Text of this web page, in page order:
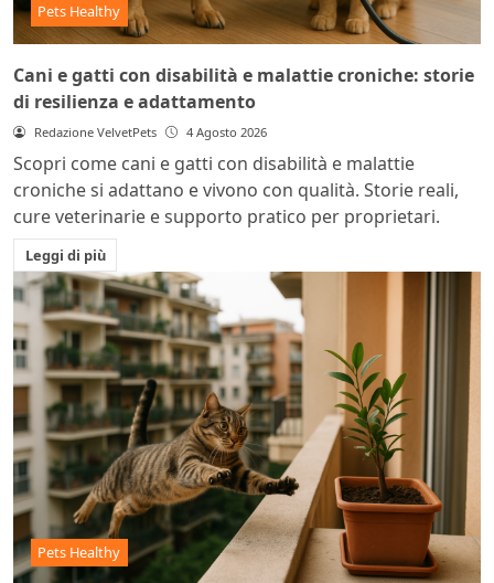
Pets Healthy
Cani e gatti con disabilità e malattie croniche: storie
di resilienza e adattamento
Redazione VelvetPets 4 Agosto 2026
Scopri come cani e gatti con disabilità e malattie
croniche si adattano e vivono con qualità. Storie reali,
cure veterinarie e supporto pratico per proprietari.
Leggi di più
Pets Healthy